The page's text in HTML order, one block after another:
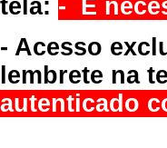
tela: - É
- Acesso
lembrete na
autenticado